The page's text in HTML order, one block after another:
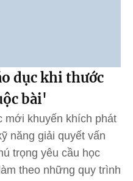
dục khi thước
bài'
mới khuyến khích phát
năng giải quyết vấn
trọng yêu cầu học
theo những quy trình